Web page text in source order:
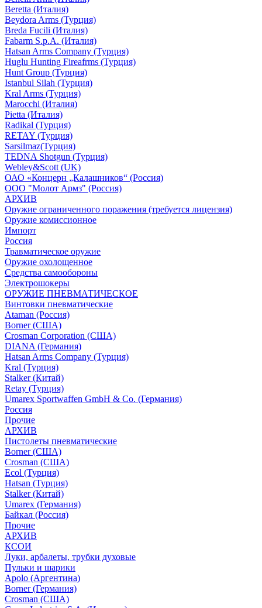
Beretta (Италия)
Beydora Arms (Турция)
Breda Fucili (Италия)
Fabarm S.p.A. (Италия)
Hatsan Arms Company (Турция)
Huglu Hunting Fireafrms (Турция)
Hunt Group (Турция)
Istanbul Silah (Турция)
Kral Arms (Турция)
Marocchi (Италия)
Pietta (Италия)
Radikal (Турция)
RETAY (Турция)
Sarsilmaz(Турция)
TEDNA Shotgun (Турция)
Webley&Scott (UK)
ОАО «Концерн „Калашников“ (Россия)
ООО "Молот Армз" (Россия)
АРХИВ
Оружие ограниченного поражения (требуется лицензия)
Оружие комиссионное
Импорт
Россия
Травматическое оружие
Оружие охолощенное
Средства самообороны
Электрошокеры
ОРУЖИЕ ПНЕВМАТИЧЕСКОЕ
Винтовки пневматические
Ataman (Россия)
Borner (США)
Crosman Corporation (США)
DIANA (Германия)
Hatsan Arms Company (Турция)
Kral (Турция)
Stalker (Китай)
Retay (Турция)
Umarex Sportwaffen GmbH & Co. (Германия)
Россия
Прочие
АРХИВ
Пистолеты пневматические
Borner (США)
Crosman (США)
Ecol (Турция)
Hatsan (Турция)
Stalker (Китай)
Umarex (Германия)
Байкал (Россия)
Прочие
АРХИВ
КСОИ
Луки, арбалеты, трубки духовые
Пульки и шарики
Apolo (Аргентина)
Borner (Германия)
Crosman (США)